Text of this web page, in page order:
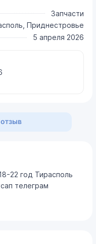
Запчасти
Приднестровье
5 апреля 2026
22 год Тирасполь
телеграм